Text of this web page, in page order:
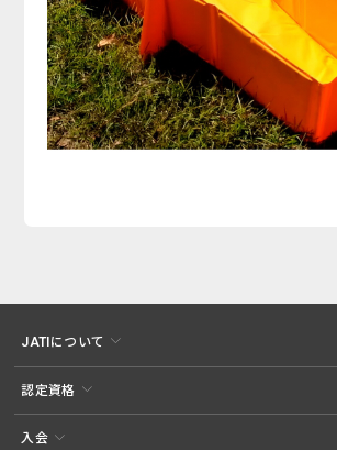
JATIについて
認定資格
入会